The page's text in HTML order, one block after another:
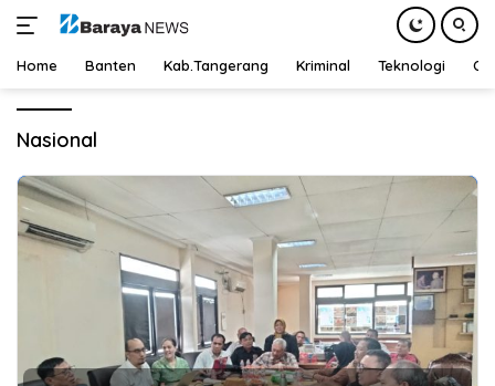
konten
Home Banten Kab.Tangerang Kriminal Teknologi
Nasional